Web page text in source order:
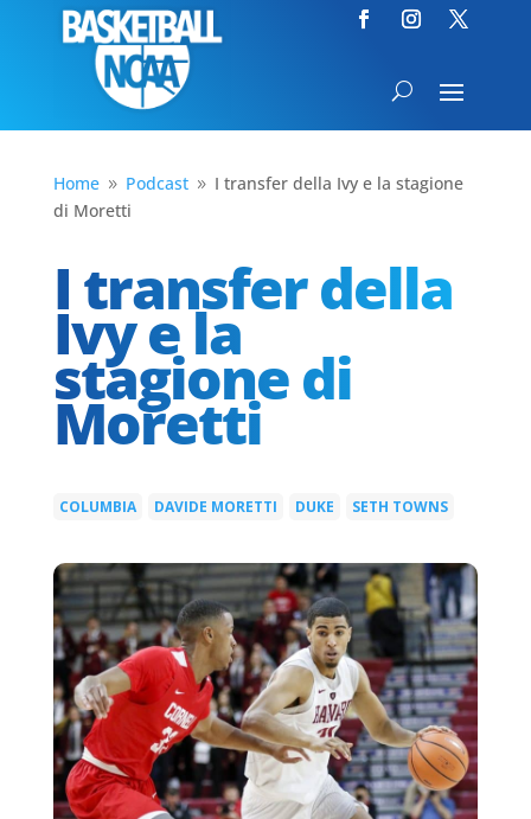
Home 9 Podcast 9 I transfer della Ivy e la stagione
di Moretti
I transfer della
Ivy e la
stagione di
Moretti
COLUMBIA DAVIDE MORETTI DUKE SETH TOWNS